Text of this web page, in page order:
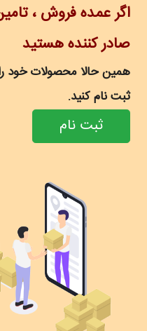
اگر عمده فروش ،
صادر کننده هستید
همین حالا محصولات خود
ثبت نام کنید.
ثبت نام